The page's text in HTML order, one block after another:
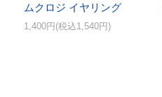
ムクロジ イヤリング
1,400円(税込1,540円)